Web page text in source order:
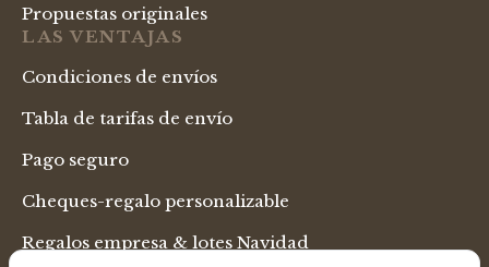
Propuestas originales
LAS VENTAJAS
Condiciones de envíos
Tabla de tarifas de envío
Pago seguro
Cheques-regalo personalizable
Regalos empresa & lotes Navidad